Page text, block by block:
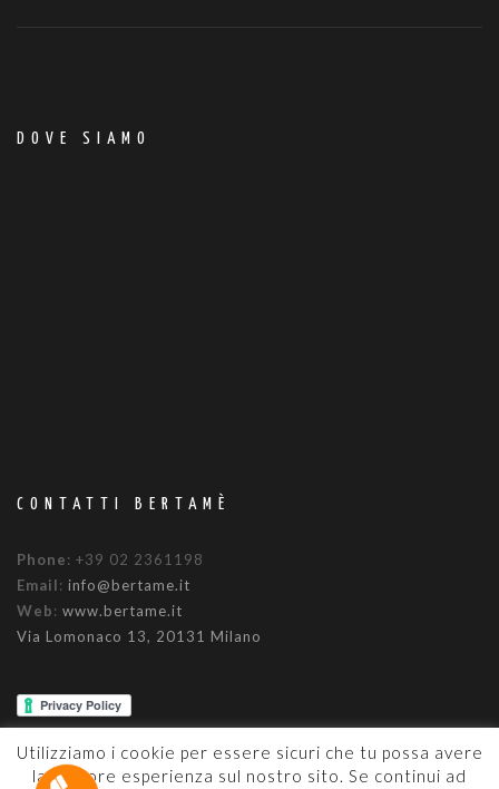
DOVE SIAMO
CONTATTI BERTAMÈ
Phone: +39 02 2361198
Email: info@bertame.it
Web: www.bertame.it
Via Lomonaco 13, 20131 Milano
Utilizziamo i cookie per essere sicuri che tu possa avere
la migliore esperienza sul nostro sito. Se continui ad